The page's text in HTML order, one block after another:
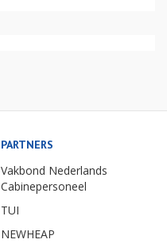
PARTNERS
Vakbond Nederlands
Cabinepersoneel
TUI
NEWHEAP